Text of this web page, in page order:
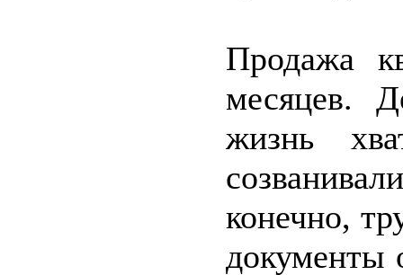
Продажа
месяцев.
жизнь
конечно,
документы